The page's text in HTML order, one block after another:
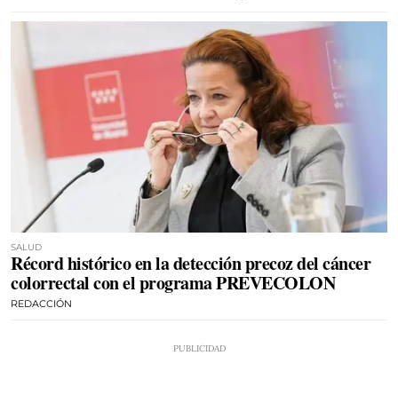
SALUD
Récord histórico en la detección precoz del cáncer
colorrectal con el programa PREVECOLON
REDACCIÓN